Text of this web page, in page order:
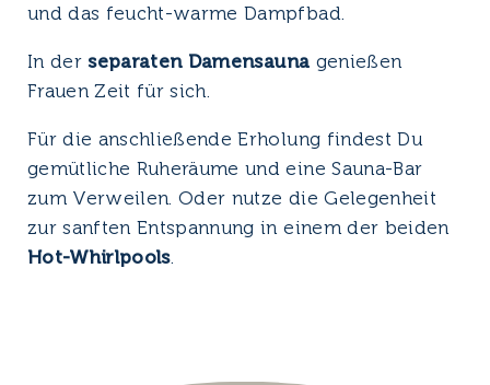
und das feucht-warme Dampfbad.
In der separaten Damensauna genießen
Frauen Zeit für sich.
Für die anschließende Erholung findest Du
gemütliche Ruheräume und eine Sauna-Bar
zum Verweilen. Oder nutze die Gelegenheit
zur sanften Entspannung in einem der beiden
Hot-Whirlpools.